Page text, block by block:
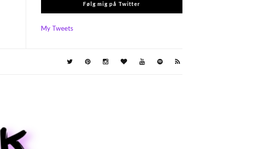
Følg mig på Twitter
My Tweets